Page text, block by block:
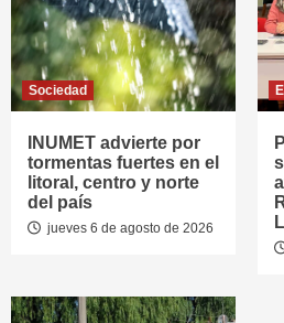
Sociedad
INUMET advierte por
tormentas fuertes en el
litoral, centro y norte
del país
jueves 6 de agosto de 2026